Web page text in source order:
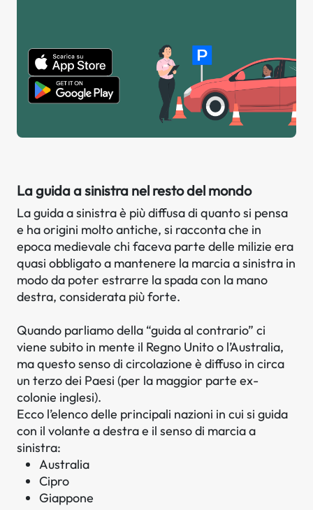
La guida a sinistra nel resto del mondo
La guida a sinistra è più diffusa di quanto si pensa
e ha origini molto antiche, si racconta che in
epoca medievale chi faceva parte delle milizie era
quasi obbligato a mantenere la marcia a sinistra in
modo da poter estrarre la spada con la mano
destra, considerata più forte.
Quando parliamo della “guida al contrario” ci
viene subito in mente il Regno Unito o l’Australia,
ma questo senso di circolazione è diffuso in circa
un terzo dei Paesi (per la maggior parte ex-
colonie inglesi).
Ecco l’elenco delle principali nazioni in cui si guida
con il volante a destra e il senso di marcia a
sinistra:
Australia
Cipro
Giappone